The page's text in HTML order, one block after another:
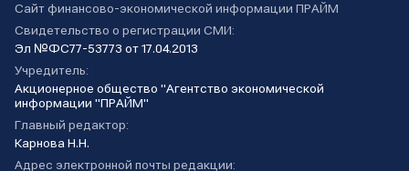
Сайт финансово-экономической информации ПРАЙМ
Свидетельство о регистрации СМИ:
Эл №ФС77-53773 от 17.04.2013
Учредитель:
Акционерное общество "Агентство экономической
информации "ПРАЙМ"
Главный редактор:
Карнова Н.Н.
Адрес электронной почты редакции: